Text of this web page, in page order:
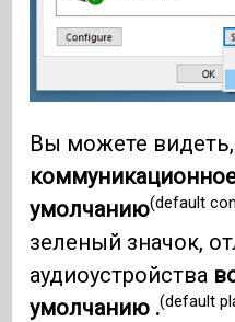
Вы можете видеть,
умолчанию(default
зеленый значок,
аудиоустройства
умолчанию .(default